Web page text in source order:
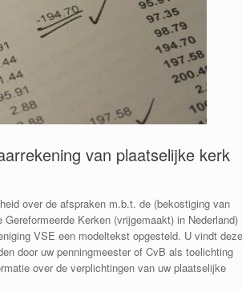
van plaatselijke kerk
over de afspraken m.b.t. de (bekostiging van
Kerken (vrijgemaakt) in Nederland)
VSE een modeltekst opgesteld. U vindt deze
door uw penningmeester of CvB als toelichting
over de verplichtingen van uw plaatselijke